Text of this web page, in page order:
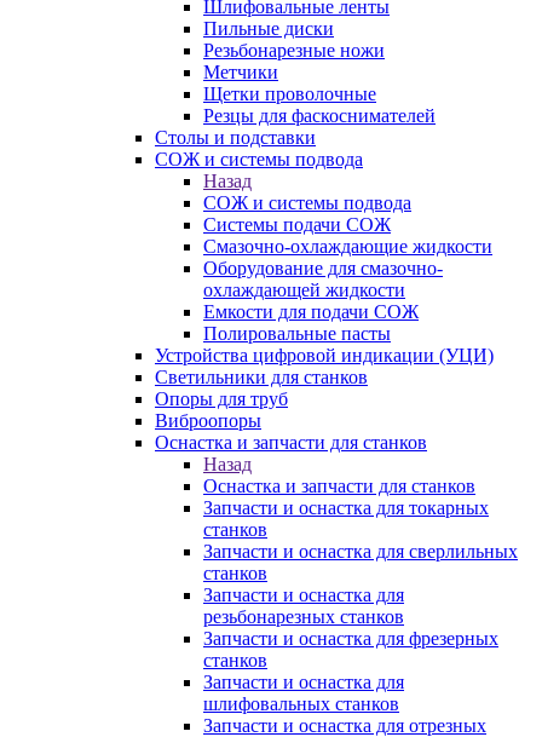
Шлифовальные ленты
Пильные диски
Резьбонарезные ножи
Метчики
Щетки проволочные
Резцы для фаскоснимателей
Столы и подставки
СОЖ и системы подвода
Назад
СОЖ и системы подвода
Системы подачи СОЖ
Смазочно-охлаждающие жидкости
Оборудование для смазочно-
охлаждающей жидкости
Емкости для подачи СОЖ
Полировальные пасты
Устройства цифровой индикации (УЦИ)
Светильники для станков
Опоры для труб
Виброопоры
Оснастка и запчасти для станков
Назад
Оснастка и запчасти для станков
Запчасти и оснастка для токарных
станков
Запчасти и оснастка для сверлильных
станков
Запчасти и оснастка для
резьбонарезных станков
Запчасти и оснастка для фрезерных
станков
Запчасти и оснастка для
шлифовальных станков
Запчасти и оснастка для отрезных